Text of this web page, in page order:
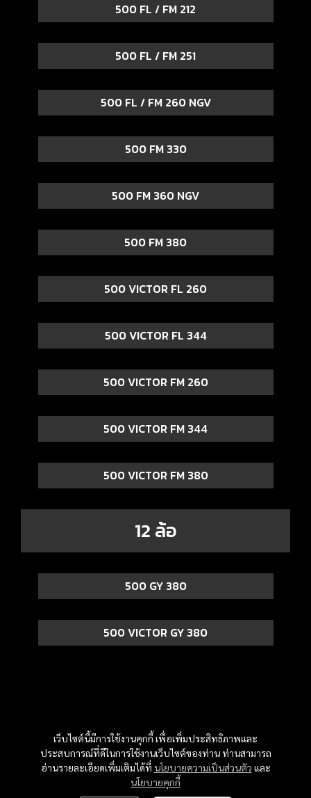
500 FL / FM 212
500 FL / FM 251
500 FL / FM 260 NGV
500 FM 330
500 FM 360 NGV
500 FM 380
500 VICTOR FL 260
500 VICTOR FL 344
500 VICTOR FM 260
500 VICTOR FM 344
500 VICTOR FM 380
12 ล้อ
500 GY 380
500 VICTOR GY 380
เว็บไซต์นี้มีการใช้งานคุกกี้ เพื่อเพิ่มประสิทธิภาพและ
ประสบการณ์ที่ดีในการใช้งานเว็บไซต์ของท่าน ท่านสามารถ
อ่านรายละเอียดเพิ่มเติมได้ที่ นโยบายความเป็นส่วนตัว และ
นโยบายคุกกี้